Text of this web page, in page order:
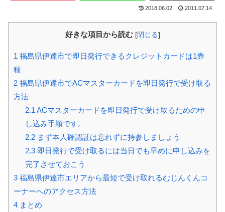
2018.06.02 2011.07.14
好きな項目から読む [閉じる]
1 福島県伊達市で即日発行できるクレジットカードは1券
種
2 福島県伊達市でACマスターカードを即日発行で受け取る
方法
2.1 ACマスターカードを即日発行で受け取るための申
し込み手順です。
2.2まず本人確認証は忘れずに持参しましょう
2.3即日発行で受け取るには当日でも早めに申し込みを
完了させておこう
3 福島県伊達市エリアから最短で受け取れるむじんくんコ
ーナーへのアクセス方法
4 まとめ